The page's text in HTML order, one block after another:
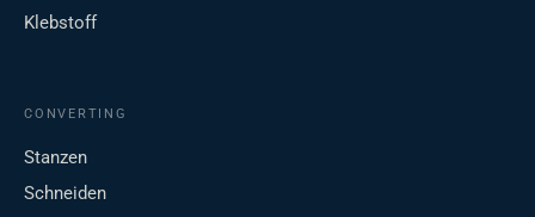
Klebstoff
CONVERTING
Stanzen
Schneiden